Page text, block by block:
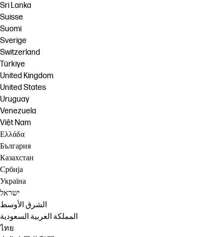
Sri Lanka
Suisse
Suomi
Sverige
Switzerland
Türkiye
United Kingdom
United States
Uruguay
Venezuela
Việt Nam
Ελλάδα
България
Казахстан
Србија
Україна
ישראל
الشرق الأوسط
المملكة العربية السعودية
ไทย